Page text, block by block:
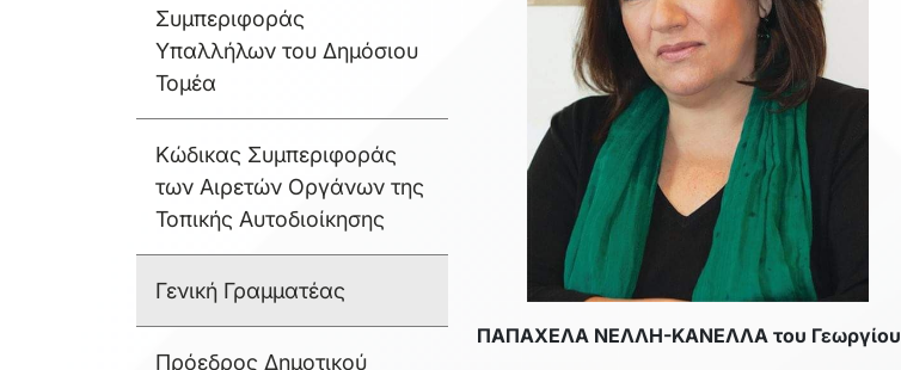
Συμπεριφοράς
Υπαλλήλων του Δημόσιου
Τομέα
Κώδικας Συμπεριφοράς
των Αιρετών Οργάνων της
Τοπικής Αυτοδιοίκησης
Γενική Γραμματέας
Πρόεδρος Δημοτικού
ΠΑΠΑΧΕΛΑ ΝΕΛΛΗ-ΚΑΝΕΛΛΑ του Γεωργίου